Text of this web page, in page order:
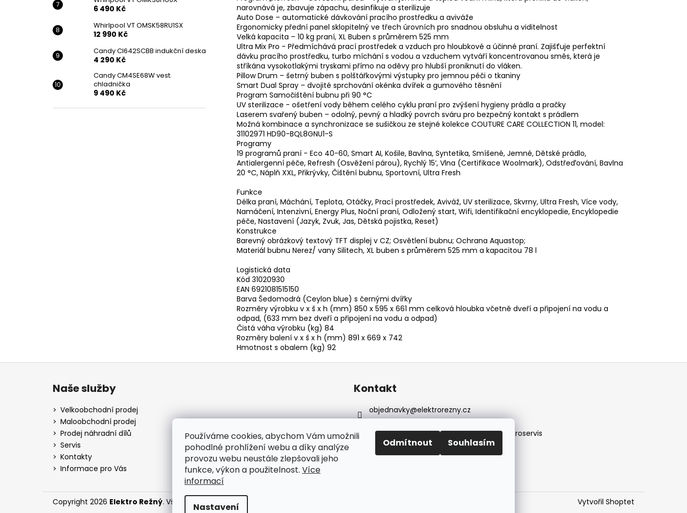
Používáme cookies, abychom Vám umožnili
pohodlné prohlížení webu a díky analýze
provozu webu neustále zlepšovali jeho
funkce, výkon a použitelnost. Více
informací
Nastavení
Odmítnout Souhlasím
6 490 Kč
Whirlpool VT OMSK58RU1SX
12 990 Kč
Candy CI642SCBB indukční deska
4 290 Kč
Candy CM4SE68W vest.
chladnička
9 490 Kč
narovnává je, zbavuje zápachu, desinfikuje a sterilizuje
Auto Dose – automatické dávkování pracího prostředku a aviváže
Ergonomicky přední panel sklopitelný ve třech úrovních pro snadnou obsluhu a viditelnost
Velká kapacita – 10 kg praní, XL Buben s průměrem 525 mm
Ultra Mix Pro - Předmíchává prací prostředek a vzduch pro hloubkové a účinné praní. Zajišťuje perfektní
dávku pracího prostředku, turbo míchání s vodou a vzduchem vytváří koncentrovanou směs, která je
stříkána vysokotlakými tryskami přímo na oděvy pro hlubší proniknutí do vláken.
Pillow Drum – šetrný buben s polštářkovými výstupky pro jemnou péči o tkaniny
Smart Dual Spray – dvojité sprchování okénka dvířek a gumového těsnění
Program Samočištění bubnu při 90 °C
UV sterilizace - ošetření vody během celého cyklu praní pro zvýšení hygieny prádla a pračky
Laserem svařený buben – odolný, pevný a hladký povrch sváru pro bezpečný kontakt s prádlem
Možná kombinace a synchronizace se sušičkou ze stejné kolekce COUTURE CARE COLLECTION 11, model:
31102971 HD90-BQL8GNU1-S
Programy
19 programů praní - Eco 40-60, Smart AI, Košile, Bavlna, Syntetika, Smíšené, Jemné, Dětské prádlo,
Antialergenní péče, Refresh (Osvěžení párou), Rychlý 15‘, Vlna (Certifikace Woolmark), Odstřeďování, Bavlna
20 °C, Náplň XXL, Přikrývky, Čištění bubnu, Sportovní, Ultra Fresh
Funkce
Délka praní, Máchání, Teplota, Otáčky, Prací prostředek, Aviváž, UV sterilizace, Skvrny, Ultra Fresh, Více vody,
Namáčení, Intenzivní, Energy Plus, Noční praní, Odložený start, Wifi, Identifikační encyklopedie, Encyklopedie
péče, Nastavení (Jazyk, Zvuk, Jas, Dětská pojistka, Reset)
Konstrukce
Barevný obrázkový textový TFT displej v CZ; Osvětlení bubnu; Ochrana Aquastop;
Materiál bubnu Nerez/ vany Silitech, XL buben s průměrem 525 mm a kapacitou 78 l
Logistická data
Kód 31020930
EAN 6921081515150
Barva Šedomodrá (Ceylon blue) s černými dvířky
Rozměry výrobku v x š x h (mm) 850 x 595 x 661 mm celková hloubka včetně dveří a připojení na vodu a
odpad, (633 mm bez dveří a připojení na vodu a odpad)
Čistá váha výrobku (kg) 84
Rozměry balení v x š x h (mm) 891 x 669 x 742
Hmotnost s obalem (kg) 92
Z
Naše služby
Velkoobchodní prodej
Maloobchodní prodej
Prodej náhradní dílů
Servis
Kontakty
Informace pro Vás
Kontakt
objednavky@elektrorezny.cz
602 155 983
https://www.facebook.com/jirireznyelektroservis
reznyelektro
Vytvořil Shoptet
Copyright 2026 Elektro Režný. Všechna práva vyhrazena.